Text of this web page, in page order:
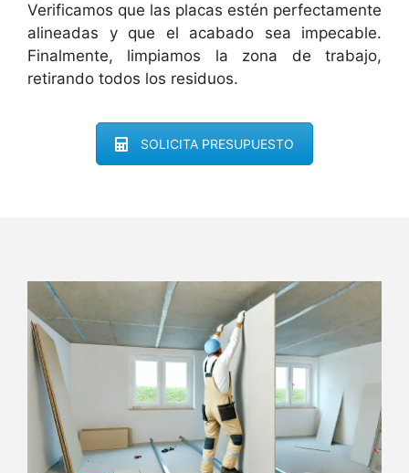
Verificamos que las placas estén perfectamente
alineadas y que el acabado sea impecable.
Finalmente, limpiamos la zona de trabajo,
retirando todos los residuos.
SOLICITA PRESUPUESTO